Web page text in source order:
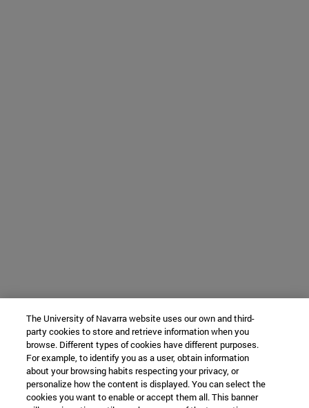
The University of Navarra website uses our own and third-
party cookies to store and retrieve information when you
browse. Different types of cookies have different purposes.
For example, to identify you as a user, obtain information
about your browsing habits respecting your privacy, or
personalize how the content is displayed. You can select the
cookies you want to enable or accept them all. This banner